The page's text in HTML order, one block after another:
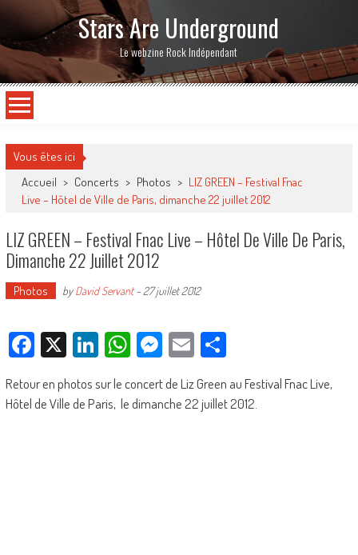
Stars Are Underground
Le webzine Rock Indépendant
Vous êtes ici
Accueil > Concerts > Photos > LIZ GREEN – Festival Fnac
Live – Hôtel de Ville de Paris, dimanche 22 juillet 2012
LIZ GREEN – Festival Fnac Live – Hôtel De Ville De Paris,
Dimanche 22 Juillet 2012
Photos byDavid Servant- 27 juillet 2012
Facebook
X LinkedIn
WhatsApp
Messenger
EmailPartager
Retour en photos sur le concert de Liz Green au Festival Fnac Live,
Hôtel de Ville de Paris, le dimanche 22 juillet 2012.